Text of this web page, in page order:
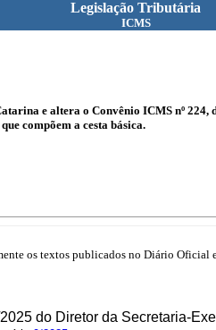
Legislação Tributária
ICMS
e altera o Convênio ICMS nº
compõem a cesta básica.
os textos publicados no Diário Oficial
do Diretor da Secretaria-